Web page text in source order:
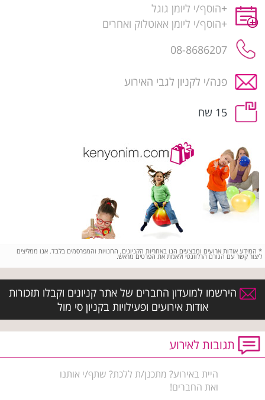
+הוסף/י ליומן גוגל
+הוסף/י ליומן אאוטלוק ואחרים
08-8686207
פנה/י לקניון לגבי האירוע
15 שח
* המידע אודות ארועים ומבצעים הנו באחריות הקניונים, החנויות והמפרסמים בלבד. אנו ממליצים
ליצור קשר עם הגורם הרלוונטי ולאמת את הפרטים מראש.
הירשמו למועדון החברים של אתר קניונים וקבלו תזכורות
אודות אירועים ופעילויות בקניון סי מול
תגובות לאירוע
היית באירוע? מתכנן/ת ללכת? שתף/י אותנו
ואת החברים!